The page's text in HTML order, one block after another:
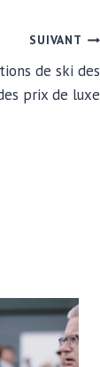
SUIVANT
de ski des
prix de luxe